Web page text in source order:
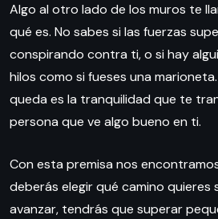
Algo al otro lado de los muros te
qué es. No sabes si las fuerzas
conspirando contra ti, o si hay
hilos como si fueses una
queda es la tranquilidad que te
persona que ve algo bueno en ti.
Con esta premisa nos
deberás elegir qué camino quieres
avanzar, tendrás que superar